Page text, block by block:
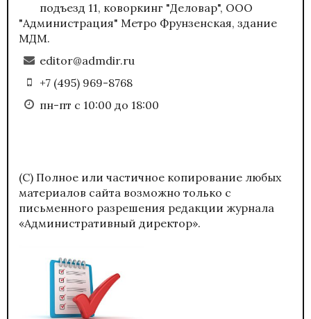
подъезд 11, коворкинг "Деловар", ООО
"Администрация" Метро Фрунзенская, здание
МДМ.
editor@admdir.ru
+7 (495) 969-8768
пн-пт с 10:00 до 18:00
(С) Полное или частичное копирование любых
материалов сайта возможно только с
письменного разрешения редакции журнала
«Административный директор».